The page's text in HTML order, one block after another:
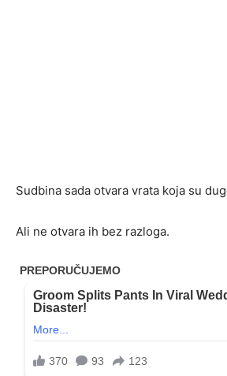
Sudbina sada otvara vrata koja su
Ali ne otvara ih bez razloga.